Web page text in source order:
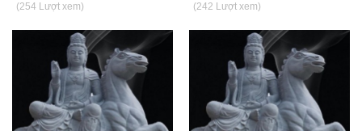
(254 Lượt xem) (242 Lượt xem)